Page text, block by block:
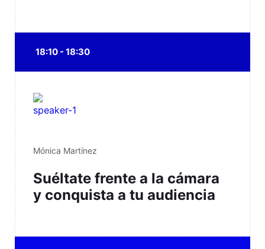
18:10 - 18:30
Mónica Martínez
Suéltate frente a la cámara
y conquista a tu audiencia